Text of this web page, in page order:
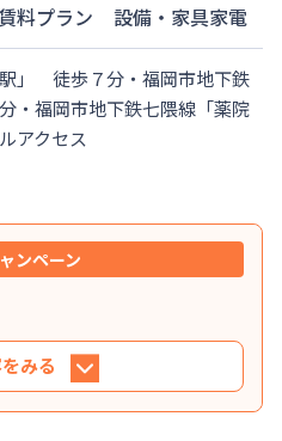
料プラン 設備・家具家電
」　徒歩７分・福岡市地下鉄
・福岡市地下鉄七隈線「薬院
アクセス
ンペーン
みる